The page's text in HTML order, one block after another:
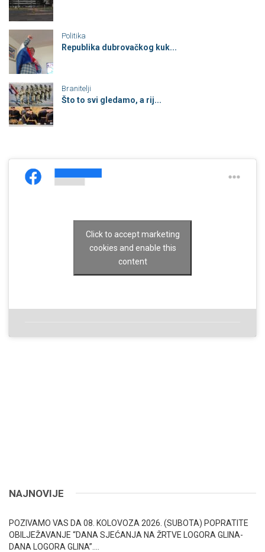
Politika
Republika dubrovačkog kuk...
Branitelji
Što to svi gledamo, a rij...
Click to accept marketing
cookies and enable this
content
NAJNOVIJE
POZIVAMO VAS DA 08. KOLOVOZA 2026. (SUBOTA) POPRATITE
OBILJEŽAVANJE “DANA SJEĆANJA NA ŽRTVE LOGORA GLINA-
DANA LOGORA GLINA”….